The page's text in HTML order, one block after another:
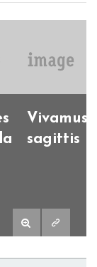
Vivamus
sagittis